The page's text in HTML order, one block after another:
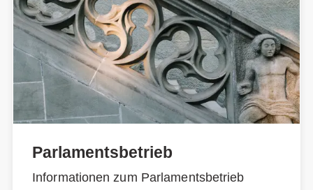
Parlamentsbetrieb
Informationen zum Parlamentsbetrieb